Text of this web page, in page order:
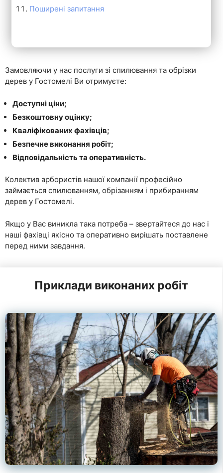
Поширені запитання
Замовляючи у нас послуги зі спилювання та обрізки
дерев у Гостомелі Ви отримуєте:
Доступні ціни;
Безкоштовну оцінку;
Кваліфікованих фахівців;
Безпечне виконання робіт;
Відповідальність та оперативність.
Колектив арбористів нашої компанії професійно
займається спилюванням, обрізанням і прибиранням
дерев у Гостомелі.
Якщо у Вас виникла така потреба – звертайтеся до нас і
наші фахівці якісно та оперативно вирішать поставлене
перед ними завдання.
Приклади виконаних робіт